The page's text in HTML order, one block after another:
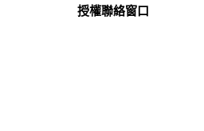
授權聯絡窗口